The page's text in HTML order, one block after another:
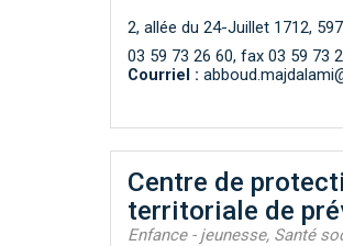
2, allée du 24-Juillet 1712,
03 59 73 26 60, fax 03 59 73
Courriel :
Centre de
territoriale de
Enfance - jeunesse, Santé